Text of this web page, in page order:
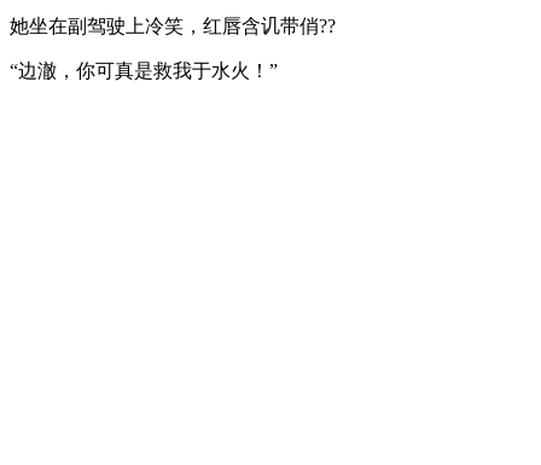
她坐在副驾驶上冷笑，红唇含讥带俏??
“边澈，你可真是救我于水火！”